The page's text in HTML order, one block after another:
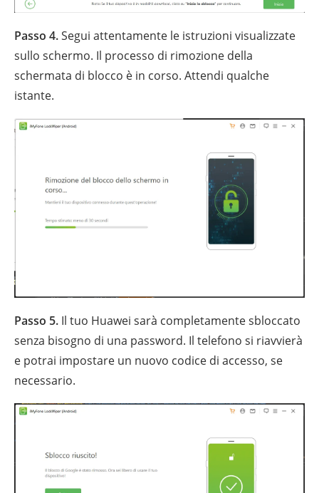
Passo 4.Segui attentamente le istruzioni visualizzate
sullo schermo. Il processo di rimozione della
schermata di blocco è in corso. Attendi qualche
istante.
Passo 5. Il tuo Huawei sarà completamente sbloccato
senza bisogno di una password. Il telefono si riavvierà
e potrai impostare un nuovo codice di accesso, se
necessario.